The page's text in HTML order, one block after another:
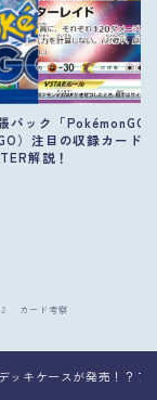
パック「PokémonGO
）注目の収録カード
解説！
カード考察
ッキケースが発売！？